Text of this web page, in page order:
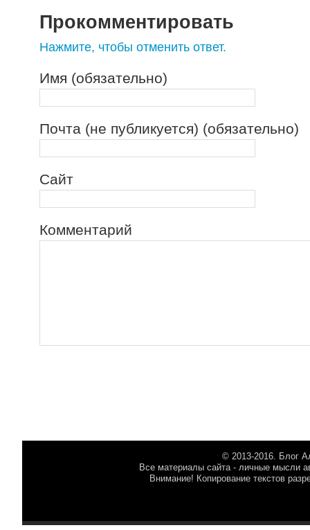
Прокомментировать
Нажмите, чтобы отменить ответ.
Имя (обязательно)
Почта (не публикуется) (обязательно)
Сайт
Комментарий
© 2013-2016. Блог
Все материалы сайта - личные мысли
Внимание! Копирование текстов